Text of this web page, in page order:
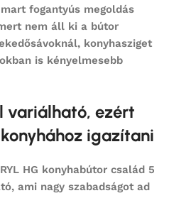
fogantyús megoldás
nem áll ki a bútor
konyhasziget
is kényelmesebb
variálható, ezért
igazítani
HG konyhabútor család 5
ami nagy szabadságot ad